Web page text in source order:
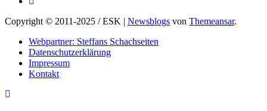
Copyright © 2011-2025 / ESK Newsblogs von Themeansar.
Webpartner: Steffans Schachseiten
Datenschutzerklärung
Impressum
Kontakt